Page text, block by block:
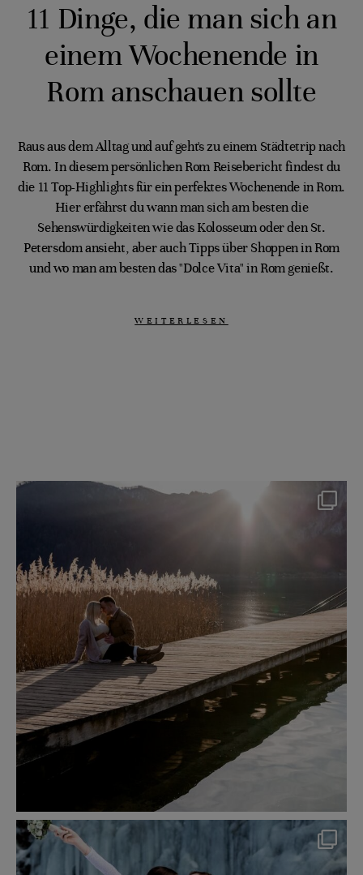
11 Dinge, die man sich an
einem Wochenende in
Rom anschauen sollte
Raus aus dem Alltag und auf geht's zu einem Städtetrip nach
Rom. In diesem persönlichen Rom Reisebericht findest du
die 11 Top-Highlights für ein perfektes Wochenende in Rom.
Hier erfährst du wann man sich am besten die
Sehenswürdigkeiten wie das Kolosseum oder den St.
Petersdom ansieht, aber auch Tipps über Shoppen in Rom
und wo man am besten das "Dolce Vita" in Rom genießt.
WEITERLESEN